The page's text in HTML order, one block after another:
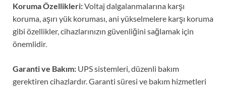
Koruma Özellikleri:Voltaj dalgalanmalarına karşı
koruma, aşırı yük koruması, ani yükselmelere karşı koruma
gibi özellikler, cihazlarınızın güvenliğini sağlamak için
önemlidir.
Garanti ve Bakım: UPS sistemleri, düzenli bakım
gerektiren cihazlardır. Garanti süresi ve bakım hizmetleri